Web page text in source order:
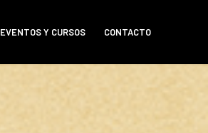
EVENTOS Y CURSOS CONTACTO